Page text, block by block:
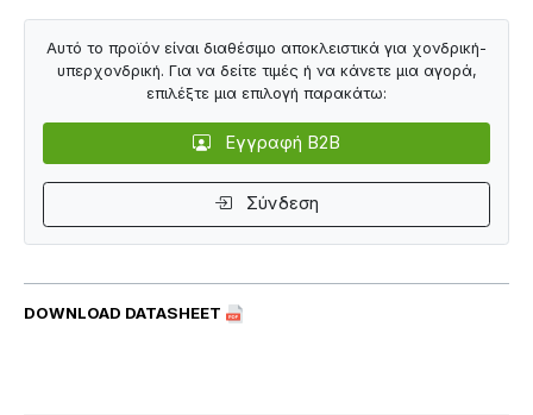
DOWNLOAD DATASHEET
Αυτό το προϊόν είναι διαθέσιμο αποκλειστικά για χονδρική-
υπερχονδρική. Για να δείτε τιμές ή να κάνετε μια αγορά,
επιλέξτε μια επιλογή παρακάτω:
Εγγραφή B2B
Σύνδεση